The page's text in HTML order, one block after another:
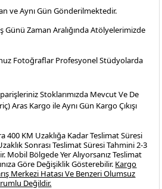
ve Aynı Gün Gönderilmektedir.
Günü Zaman Aralığında Atölyelerimizde
Fotoğraflar ProfesyonelStüdyolarda
Stoklarımızda Mevcut Ve De
Aras Kargo ile Aynı Gün Kargo Çıkışı
400 KM Uzaklığa Kadar Teslimat Süresi
Sonrası Teslimat Süresi Tahmini 2-3
Mobil Bölgede Yer Alıyorsanız Teslimat
Göre Değişiklik Gösterebilir. Kargo
Merkezi Hatası Ve Benzeri Olumsuz
Değildir.